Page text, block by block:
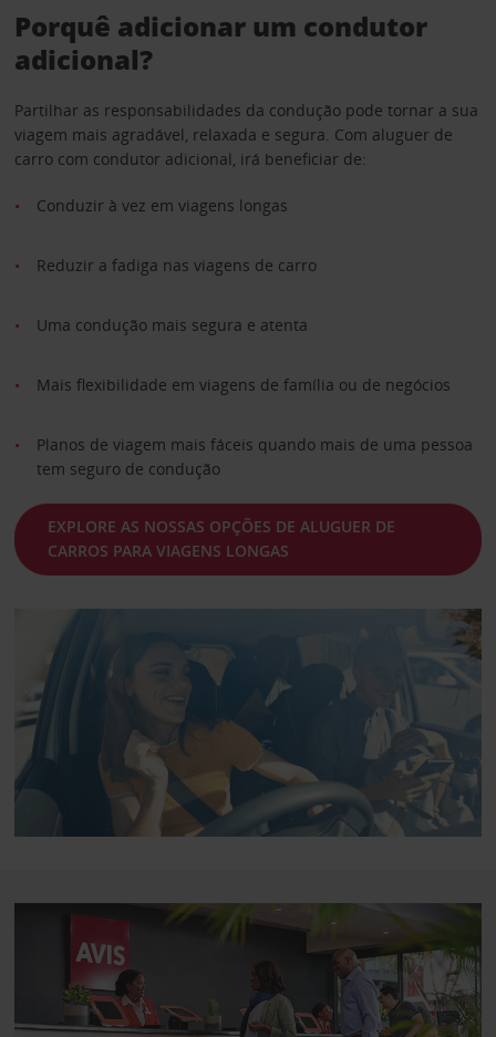
Porquê adicionar um condutor
adicional?
Partilhar as responsabilidades da condução pode tornar a sua
viagem mais agradável, relaxada e segura. Com aluguer de
carro com condutor adicional, irá beneficiar de:
Conduzir à vez em viagens longas
Reduzir a fadiga nas viagens de carro
Uma condução mais segura e atenta
Mais flexibilidade em viagens de família ou de negócios
Planos de viagem mais fáceis quando mais de uma pessoa
tem seguro de condução
EXPLORE AS NOSSAS OPÇÕES DE ALUGUER DE
CARROS PARA VIAGENS LONGAS